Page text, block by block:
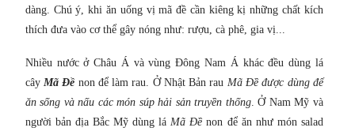
dàng. Chú ý, khi ăn uống vị mã đề cần kiêng kị những chất kích
thích đưa vào cơ thể gây nóng như: rượu, cà phê, gia vị...
Nhiều nước ở Châu Á và vùng Đông Nam Á khác đều dùng lá
câyMã Đề non để làm rau. Ở Nhật Bản rau Mã Đề được dùng để
ăn sống và nấu các món súp hải sản truyền thống. Ở Nam Mỹ và
người bản địa Bắc Mỹ dùng láMã Đềnon để ăn như món salad